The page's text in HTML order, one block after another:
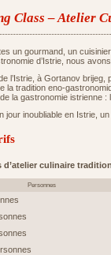
Class – Atelier
un gourmand, un
d’Istrie, nous
l’Istrie, à Gortanov brijeg,
la tradition eno-
la gastronomie istrienne
jour inoubliable en Istrie,
d’atelier culinaire
Personnes